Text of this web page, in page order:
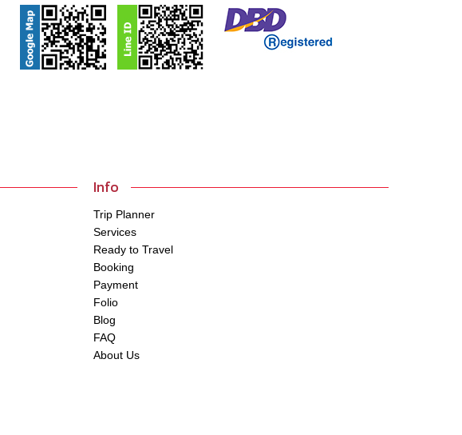
Info
Trip Planner
Services
Ready to Travel
Booking
Payment
Folio
Blog
FAQ
About Us